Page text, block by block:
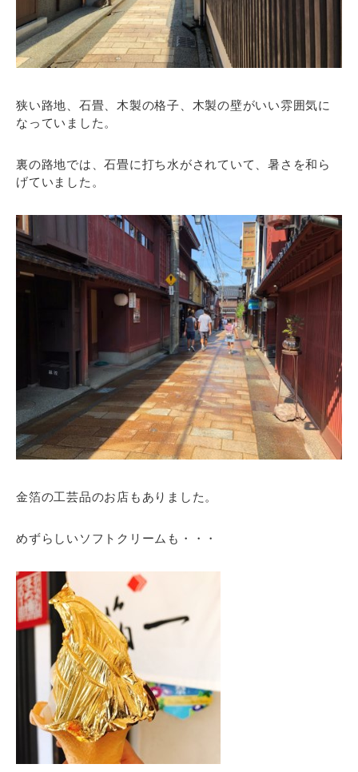
狭い路地、石畳、木製の格子、木製の壁がいい雰囲気に
なっていました。
裏の路地では、石畳に打ち水がされていて、暑さを和ら
げていました。
金箔の工芸品のお店もありました。
めずらしいソフトクリームも・・・